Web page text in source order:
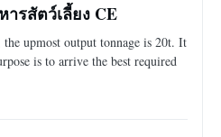
รสัตว์เลี้ยง CE
upmost output tonnage is 20t. It
is to arrive the best required